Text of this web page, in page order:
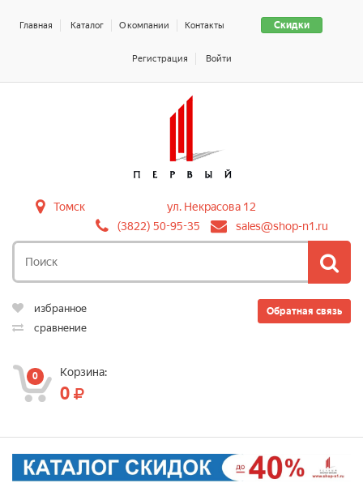
Скидки
Главная Каталог О компании Контакты
Регистрация Войти
Томск
ул. Некрасова 12
(3822) 50-95-35
sales@shop-n1.ru
Обратная связь
избранное
сравнение
0 Корзина:
0